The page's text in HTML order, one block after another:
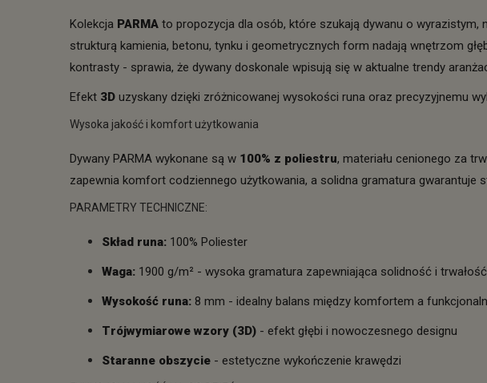
Kolekcja PARMA to propozycja dla osób, które szukają dywanu o
strukturą kamienia, betonu, tynku i geometrycznych form nadają wnętrzom
kontrasty - sprawia, że dywany doskonale wpisują się w aktualne trendy
Efekt 3D uzyskany dzięki zróżnicowanej wysokości runa oraz precyzyjnemu
Wysoka jakość i komfort użytkowania
Dywany PARMA wykonane są w 100% z poliestru, materiału cenionego za
zapewnia komfort codziennego użytkowania, a solidna gramatura gwarantuje
PARAMETRY TECHNICZNE:
Skład runa: 100% Poliester
Waga: 1900 g/m² - wysoka gramatura zapewniająca solidność i trwałość
Wysokość runa: 8 mm - idealny balans między komfortem a
Trójwymiarowe wzory (3D) - efekt głębi i nowoczesnego designu
Staranne obszycie - estetyczne wykończenie krawędzi